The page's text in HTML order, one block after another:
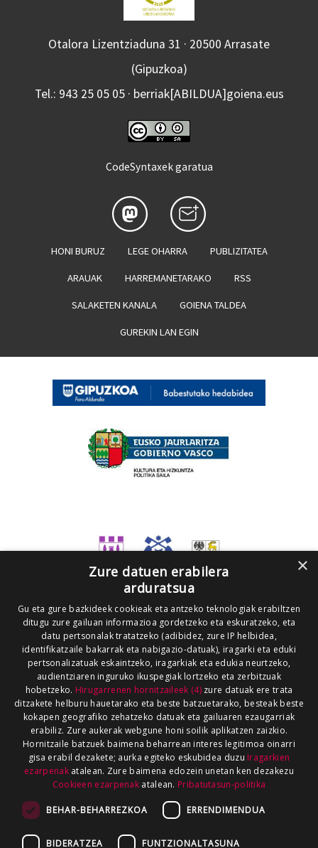
Otalora Lizentziaduna 31 · 20500 Arrasate
(Gipuzkoa)
Tel.: 943 25 05 05 · berriak[ABILDUA]goiena.eus
CodeSyntaxek garatua
HONI BURUZ LEGE OHARRA PUBLIZITATEA
ARAUAK HARREMANETARAKO RSS
SALAKETEN KANALA GOIENA TALDEA
GUREKIN LAN EGIN
×
Zure datuen erabilera
arduratsua
Gu eta gure bazkideek cookieak eta antzeko teknologiak erabiltzen
ditugu zure gailuan informazioa gordetzeko eta eskuratzeko, eta
datu pertsonalak tratatzeko (adibidez, zure IP helbidea,
identifikatzaile bakarrak eta nabigazio-datuak), iragarki eta eduki
pertsonalizatuak eskaintzeko, iragarkiak eta edukia neurtzeko,
audientziaren inguruko ikuspegiak lortzeko eta zerbitzuak
hobetzeko. Hirugarrenen hornitzaileek (4)zure datuak ere trata
ditzakete helburu hauetarako eta beste batzuetarako, besteak beste
kokapen geografiko zehatzeko datuak eta gailuaren ezaugarriak
erabiliz. Zure aukerak webgune honi soilik aplikatzen zaizkio.
Hornitzaile batzuek baimena beharrean interes legitimoa oinarri
gisa erabil dezakete; aurka egiteko eskubidea duzu Iragarkien
ezarpenakatalean. Zure baimena edozein unetan ken dezakezu
Cookieen ezarpenak atalean. Pribatutasun-politika
BEHAR-BEHARREZKOA ERRENDIMENDUA
BIDERATZEA FUNTZIONALTASUNA